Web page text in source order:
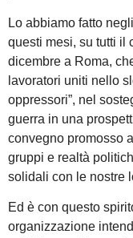
Lo abbiamo fatto
questi mesi, su tutti il
dicembre a Roma,
lavoratori uniti nello
oppressori”, nel
guerra in una
convegno promosso
gruppi e realtà
solidali con le nostre
Ed è con questo
organizzazione